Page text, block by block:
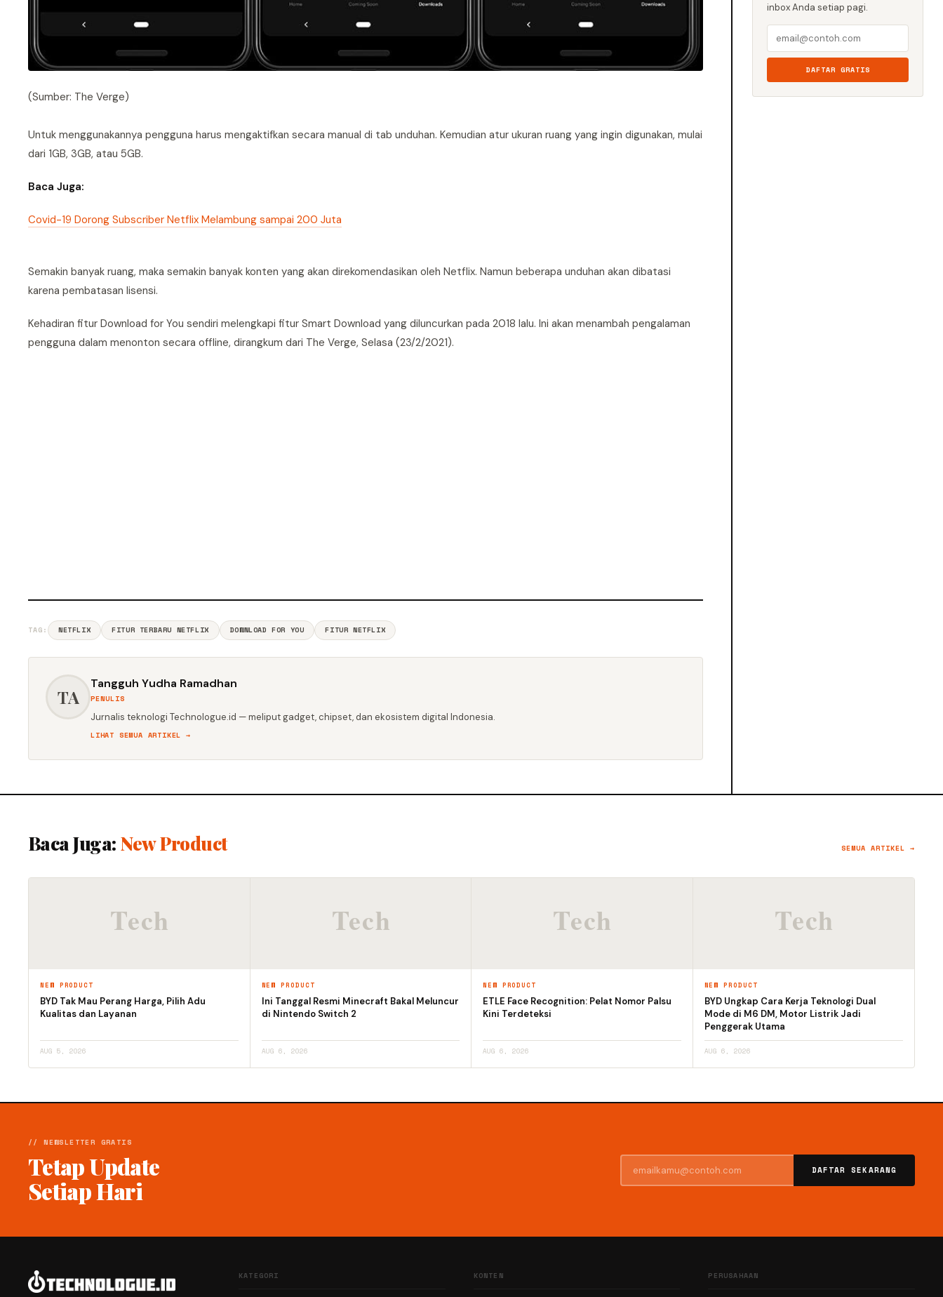
(Sumber: The Verge)
Untuk menggunakannya pengguna harus mengaktifkan secara manual di tab unduhan. Kemudian atur ukuran ruang yang ingin digunakan, mulai
dari 1GB, 3GB, atau 5GB.
Baca Juga:
Covid-19 Dorong Subscriber Netflix Melambung sampai 200 Juta
Semakin banyak ruang, maka semakin banyak konten yang akan direkomendasikan oleh Netflix. Namun beberapa unduhan akan dibatasi
karena pembatasan lisensi.
Kehadiran fitur Download for You sendiri melengkapi fitur Smart Download yang diluncurkan pada 2018 lalu. Ini akan menambah pengalaman
pengguna dalam menonton secara offline, dirangkum dari The Verge, Selasa (23/2/2021).
TAG: NETFLIX FITUR TERBARU NETFLIX DOWNLOAD FOR YOU FITUR NETFLIX
TA
Tangguh Yudha Ramadhan
PENULIS
Jurnalis teknologi Technologue.id — meliput gadget, chipset, dan ekosistem digital Indonesia.
LIHAT SEMUA ARTIKEL →
inbox Anda setiap pagi.
DAFTAR GRATIS
Baca Juga: New Product SEMUA ARTIKEL →
NEW PRODUCT
BYD Tak Mau Perang Harga, Pilih Adu
Kualitas dan Layanan
AUG 5, 2026
NEW PRODUCT
Ini Tanggal Resmi Minecraft Bakal Meluncur
di Nintendo Switch 2
AUG 6, 2026
NEW PRODUCT
ETLE Face Recognition: Pelat Nomor Palsu
Kini Terdeteksi
AUG 6, 2026
NEW PRODUCT
BYD Ungkap Cara Kerja Teknologi Dual
Mode di M6 DM, Motor Listrik Jadi
Penggerak Utama
AUG 6, 2026
// NEWSLETTER GRATIS
Tetap Update
Setiap Hari
DAFTAR SEKARANG
KATEGORI KONTEN PERUSAHAAN